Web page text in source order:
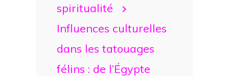
spiritualité
Influences culturelles
dans les tatouages
félins : de l’Égypte